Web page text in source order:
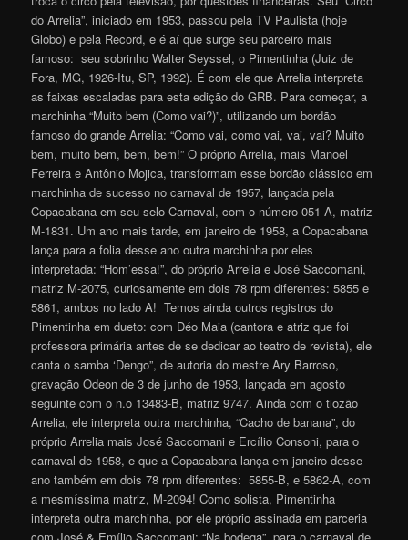
do Arrelia”, iniciado em 1953, passou pela TV Paulista (hoje
Globo) e pela Record, e é aí que surge seu parceiro mais
famoso: seu sobrinho Walter Seyssel, o Pimentinha (Juiz de
Fora, MG, 1926-Itu, SP, 1992). É com ele que Arrelia interpreta
as faixas escaladas para esta edição do GRB. Para começar, a
marchinha “Muito bem (Como vai?)”, utilizando um bordão
famoso do grande Arrelia: “Como vai, como vai, vai, vai? Muito
bem, muito bem, bem, bem!” O próprio Arrelia, mais Manoel
Ferreira e Antônio Mojica, transformam esse bordão clássico em
marchinha de sucesso no carnaval de 1957, lançada pela
Copacabana em seu selo Carnaval, com o número 051-A, matriz
M-1831. Um ano mais tarde, em janeiro de 1958, a Copacabana
lança para a folia desse ano outra marchinha por eles
interpretada: “Hom’essa!”, do próprio Arrelia e José Saccomani,
matriz M-2075, curiosamente em dois 78 rpm diferentes: 5855 e
5861, ambos no lado A! Temos ainda outros registros do
Pimentinha em dueto: com Déo Maia (cantora e atriz que foi
professora primária antes de se dedicar ao teatro de revista), ele
canta o samba ‘Dengo”, de autoria do mestre Ary Barroso,
gravação Odeon de 3 de junho de 1953, lançada em agosto
seguinte com o n.o 13483-B, matriz 9747. Ainda com o tiozão
Arrelia, ele interpreta outra marchinha, “Cacho de banana”, do
próprio Arrelia mais José Saccomani e Ercílio Consoni, para o
carnaval de 1958, e que a Copacabana lança em janeiro desse
ano também em dois 78 rpm diferentes: 5855-B, e 5862-A, com
a mesmíssima matriz, M-2094! Como solista, Pimentinha
interpreta outra marchinha, por ele próprio assinada em parceria